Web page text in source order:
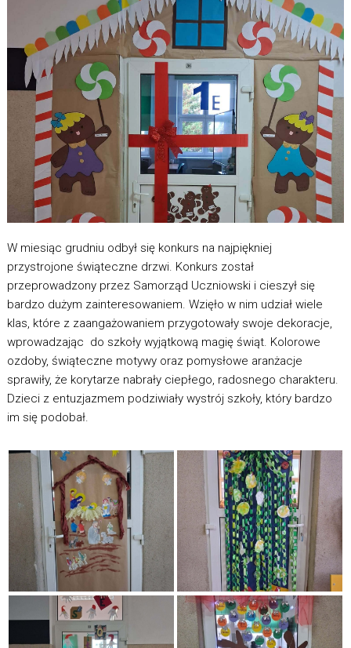
W miesiąc grudniu odbył się konkurs na najpiękniej
przystrojone świąteczne drzwi. Konkurs został
przeprowadzony przez Samorząd Uczniowski i cieszył się
bardzo dużym zainteresowaniem. Wzięło w nim udział wiele
klas, które z zaangażowaniem przygotowały swoje dekoracje,
wprowadzając do szkoły wyjątkową magię świąt. Kolorowe
ozdoby, świąteczne motywy oraz pomysłowe aranżacje
sprawiły, że korytarze nabrały ciepłego, radosnego charakteru.
Dzieci z entuzjazmem podziwiały wystrój szkoły, który bardzo
im się podobał.